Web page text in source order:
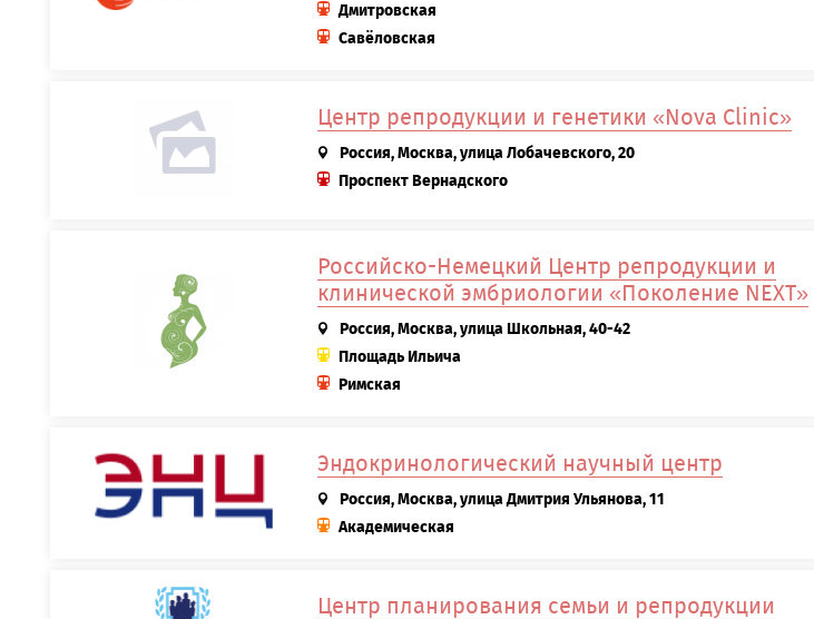
Дмитровская
Савёловская
Центр репродукции и генетики «Nova Clinic»
Россия, Москва, улица Лобачевского, 20
Проспект Вернадского
Российско-Немецкий Центр репродукции и
клинической эмбриологии «Поколение NEXT»
Россия, Москва, улица Школьная, 40-42
Площадь Ильича
Римская
Эндокринологический научный центр
Россия, Москва, улица Дмитрия Ульянова, 11
Академическая
Центр планирования семьи и репродукции